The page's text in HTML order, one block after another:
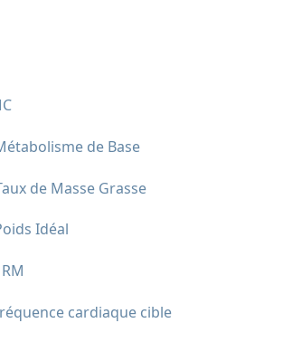
de Base
de Masse Grasse
Idéal
cardiaque cible